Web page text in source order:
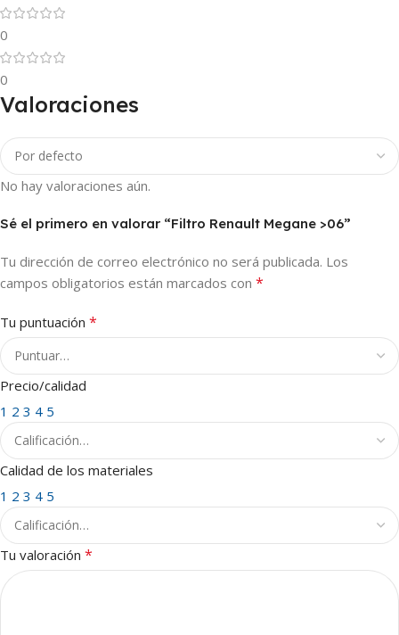
0
0
Valoraciones
No hay valoraciones aún.
Sé el primero en valorar “Filtro Renault Megane >06”
Tu dirección de correo electrónico no será publicada. Los
campos obligatorios están marcados con *
Tu puntuación *
Precio/calidad
1 2 3 4 5
Calidad de los materiales
1 2 3 4 5
Tu valoración *